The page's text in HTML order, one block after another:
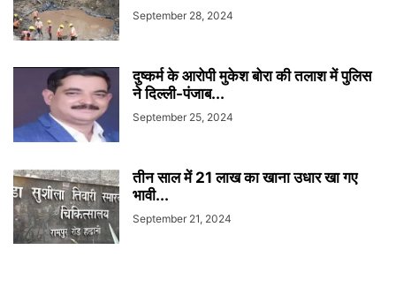
September 28, 2024
दुष्कर्म के आरोपी मुकेश बोरा की तलाश में पुलिस
ने दिल्ली-पंजाब...
September 25, 2024
तीन साल में 21 लाख का खाना उधार खा गए
भावी...
September 21, 2024